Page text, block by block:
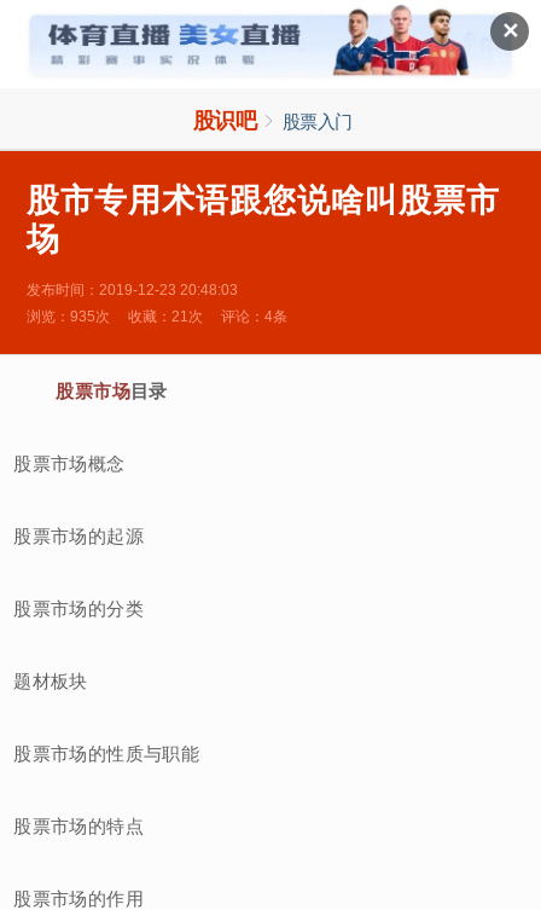
✕
股识吧  股票入门

股市专用术语跟您说啥叫股票市
场
发布时间：2019-12-23 20:48:03
浏览：935次
收藏：21次 评论：4条
股票市场目录
股票市场概念
股票市场的起源
股票市场的分类
题材板块
股票市场的性质与职能
股票市场的特点
股票市场的作用